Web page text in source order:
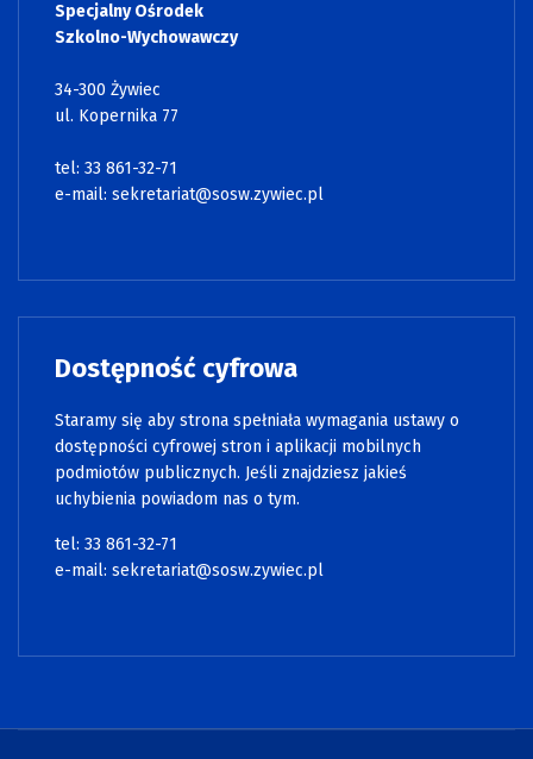
Specjalny Ośrodek
Szkolno-Wychowawczy
34-300 Żywiec
ul. Kopernika 77
tel: 33 861-32-71
e-mail: sekretariat@sosw.zywiec.pl
Dostępność cyfrowa
Staramy się aby strona spełniała wymagania ustawy o
dostępności cyfrowej stron i aplikacji mobilnych
podmiotów publicznych. Jeśli znajdziesz jakieś
uchybienia powiadom nas o tym.
tel: 33 861-32-71
e-mail: sekretariat@sosw.zywiec.pl